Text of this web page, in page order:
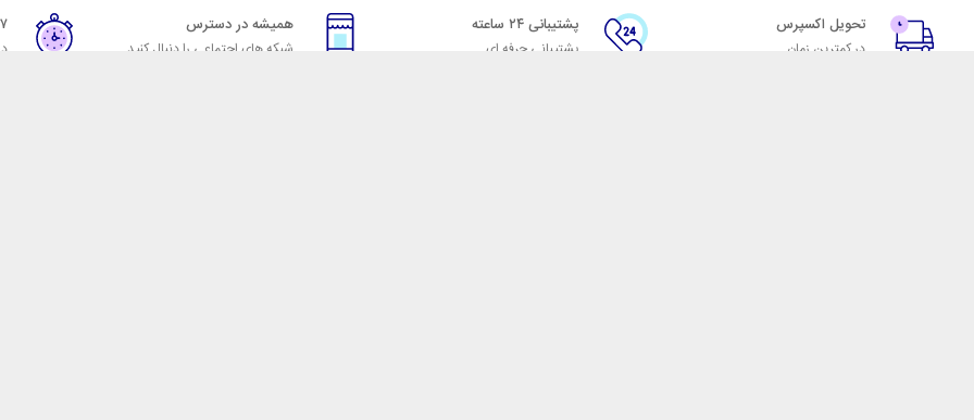
تحویل اکسپرس
در کمترین زمان
پشتیبانی ۲۴ ساعته
پشتیبانی حرفه ای
همیشه در دسترس
شبکه های اجتماعی را دنبال کنید
۷ روز ضمانت بازگشت